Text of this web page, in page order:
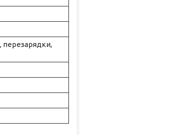
перезарядки,